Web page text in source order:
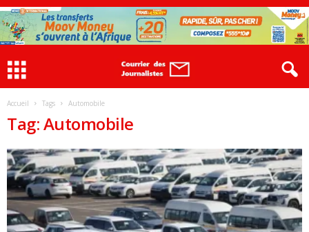
Accueil Tags Automobile
Tag: Automobile